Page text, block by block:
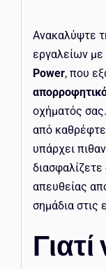
Ανακαλύψτε
εργαλείων με
Power, που
οχήματός
από
υπάρχει
απευθείας
σημάδια στις